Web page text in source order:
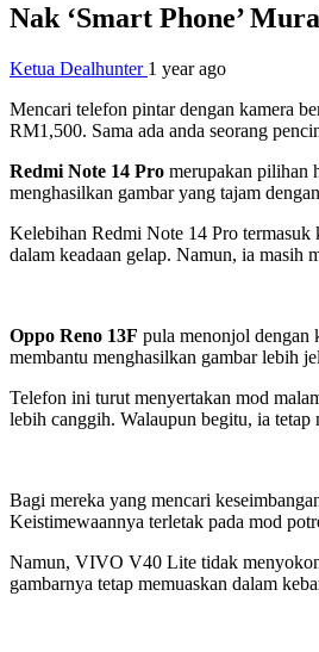
Nak ‘Smart Phone’
Ketua Dealhunter 1 year ago
Mencari telefon pintar dengan kamera
RM1,500. Sama ada anda seorang
Redmi Note 14 Pro merupakan pilihan
menghasilkan gambar yang tajam
Kelebihan Redmi Note 14 Pro termasuk
dalam keadaan gelap. Namun, ia masih
Oppo Reno 13F pula menonjol dengan
membantu menghasilkan gambar lebih
Telefon ini turut menyertakan mod
lebih canggih. Walaupun begitu, ia
Bagi mereka yang mencari
Keistimewaannya terletak pada mod
Namun, VIVO V40 Lite tidak
gambarnya tetap memuaskan dalam